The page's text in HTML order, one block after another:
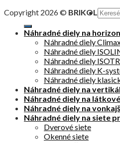
Copyright 2026 © BRIKOL
Náhradné diely na
Náhradné diely
Náhradné diely
Náhradné diely
Náhradné diely K-
Náhradné diely
Náhradné diely na
Náhradné diely na
Náhradné diely na
Náhradné diely na siete
Dverové siete
Okenné siete